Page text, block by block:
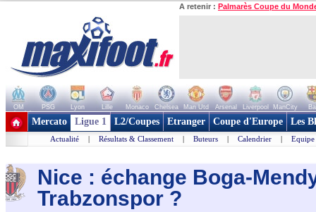
A retenir : Palmarès Coupe du
OM PSG Lyon Lille Monaco Chelsea Man Utd Arsenal Liverpool ManCity
+ de clubs
Mercato Ligue 1 L2/Coupes Etranger Coupe d'Europe Les
Actualité | Résultats & Classement | Buteurs | Calendrier | Equipe
Nice : échange Boga-
Trabzonspor ?